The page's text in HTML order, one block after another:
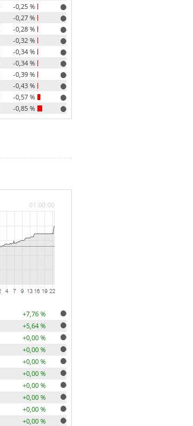
-0,25 %
-0,27 %
-0,28 %
-0,32 %
-0,34 %
-0,34 %
-0,39 %
-0,43 %
-0,57 %
-0,85 %
+7,76 %
+5,64 %
+0,00 %
+0,00 %
+0,00 %
+0,00 %
+0,00 %
+0,00 %
+0,00 %
+0,00 %